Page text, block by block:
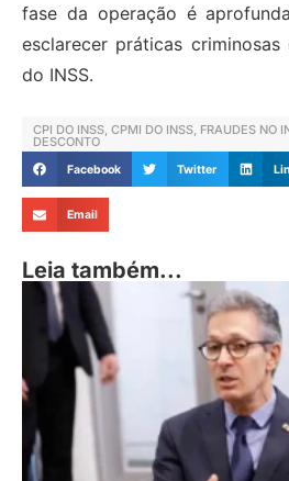
fase da operação é
esclarecer práticas
do INSS.
CPI DO INSS, CPMI DO INSS, FRAUDES NO
DESCONTO
Facebook Twitter
Email
Leia também...